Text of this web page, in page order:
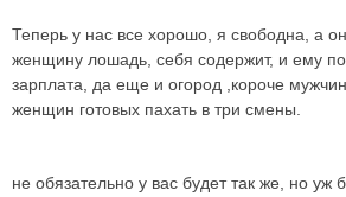
Теперь у нас все хорошо, я свободна, а
женщину лошадь, себя содержит, и ему
зарплата, да еще и огород ,короче
женщин готовых пахать в три смены.
не обязательно у вас будет так же, но уж